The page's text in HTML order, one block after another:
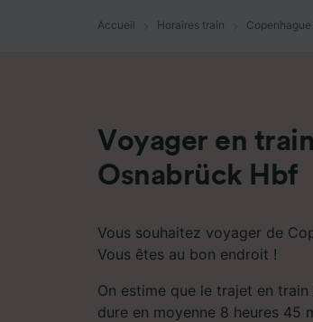
Accueil Horaires train
Voyager en
Osnabrück Hbf
Vous souhaitez voyager de
Vous êtes au bon endroit !
On estime que le trajet en
dure en moyenne 8 heures 45